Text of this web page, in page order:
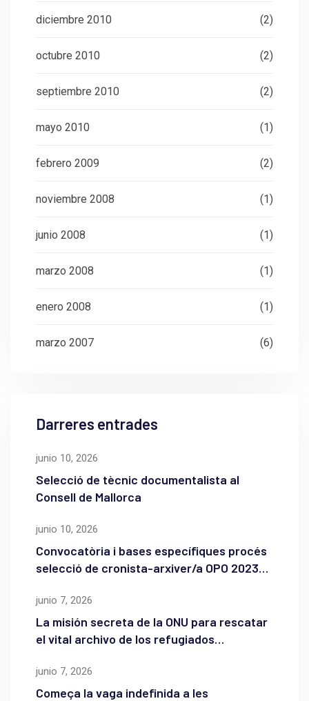
diciembre 2010 (2)
octubre 2010 (2)
septiembre 2010 (2)
mayo 2010 (1)
febrero 2009 (2)
noviembre 2008 (1)
junio 2008 (1)
marzo 2008 (1)
enero 2008 (1)
marzo 2007 (6)
Darreres entrades
junio 10, 2026
Selecció de tècnic documentalista al
Consell de Mallorca
junio 10, 2026
Convocatòria i bases específiques procés
selecció de cronista-arxiver/a OPO 2023
junio 7, 2026
La misión secreta de la ONU para rescatar
el vital archivo de los refugiados
junio 7, 2026
Começa la vaga indefinida a les